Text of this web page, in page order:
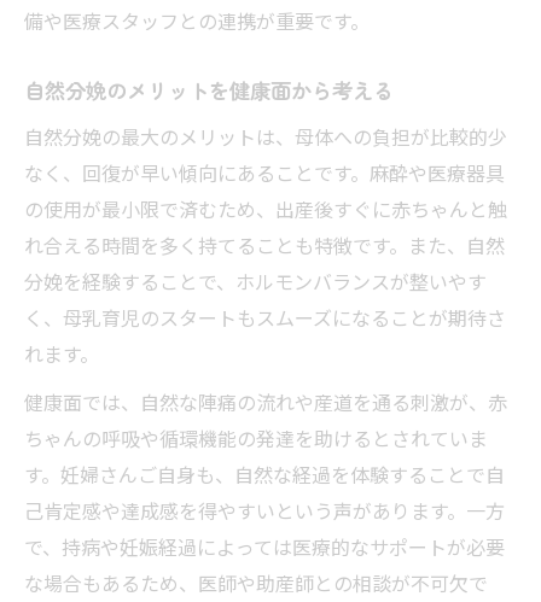
備や医療スタッフとの連携が重要です。
自然分娩のメリットを健康面から考える
自然分娩の最大のメリットは、母体への負担が比較的少
なく、回復が早い傾向にあることです。麻酔や医療器具
の使用が最小限で済むため、出産後すぐに赤ちゃんと触
れ合える時間を多く持てることも特徴です。また、自然
分娩を経験することで、ホルモンバランスが整いやす
く、母乳育児のスタートもスムーズになることが期待さ
れます。
健康面では、自然な陣痛の流れや産道を通る刺激が、赤
ちゃんの呼吸や循環機能の発達を助けるとされていま
す。妊婦さんご自身も、自然な経過を体験することで自
己肯定感や達成感を得やすいという声があります。一方
で、持病や妊娠経過によっては医療的なサポートが必要
な場合もあるため、医師や助産師との相談が不可欠で